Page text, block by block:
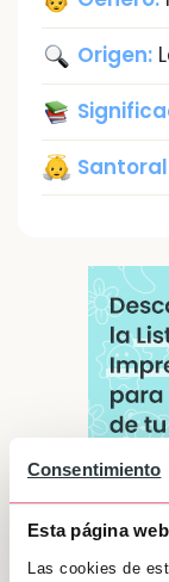
Consentimiento
Esta página
Las cookies de
Origen: